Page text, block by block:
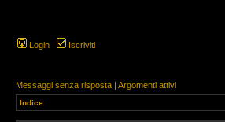
Login Iscriviti
Messaggi senza risposta | Argomenti attivi
Indice